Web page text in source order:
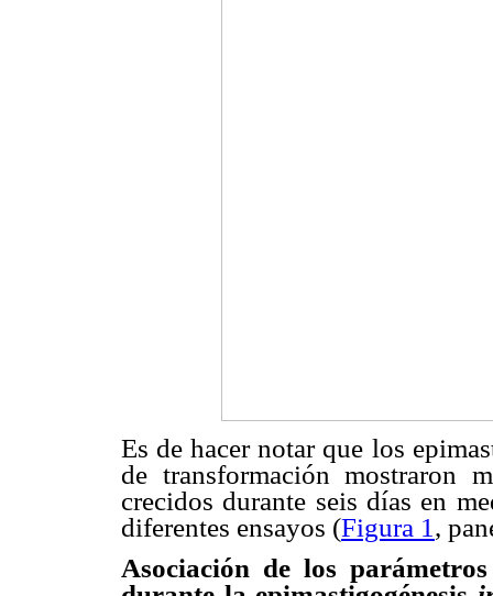
Es de hacer notar que los
de transformación mostraron
crecidos durante seis días en
diferentes ensayos (Figura 1 ,
Asociación de los